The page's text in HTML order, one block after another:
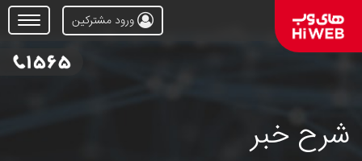
Open
Menu
ورود مشترکین
شرح خبر